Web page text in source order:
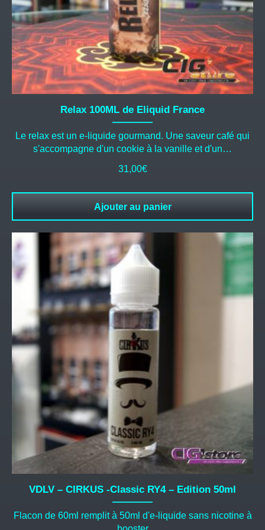
Relax 100ML de Eliquid France
Le relax est un e-liquide gourmand. Une saveur café qui
s'accompagne d'un cookie à la vanille et d'un…
31,00€
Ajouter au panier
VDLV – CIRKUS -Classic RY4 – Edition 50ml
Flacon de 60ml remplit à 50ml d'e-liquide sans nicotine à